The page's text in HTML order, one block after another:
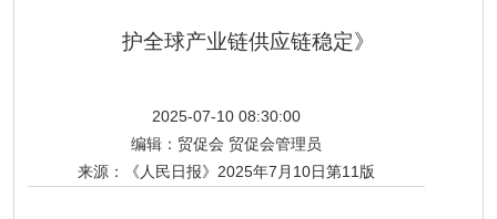
护全球产业链供应链稳定》
2025-07-10 08:30:00
编辑： 贸促会 贸促会管理员
来源：
《人民日报》2025年7月10日第11版